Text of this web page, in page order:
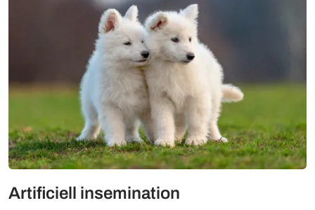
Artificiell insemination